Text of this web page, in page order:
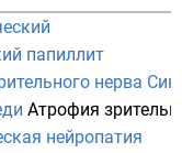
папиллит
нерва
Атрофия
нейропатия